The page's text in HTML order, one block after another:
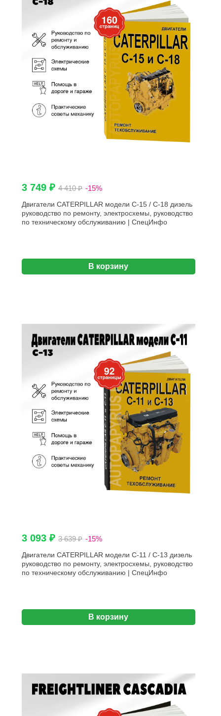
3 749 ₽ 4 410 ₽ -15%
Двигатели CATERPILLAR модели C-15 / C-18 дизель
руководство по ремонту, электросхемы, руководство
по техническому обслуживанию | СпецИнфо
В корзину
3 093 ₽ 3 639 ₽ -15%
Двигатели CATERPILLAR модели C-11 / C-13 дизель
руководство по ремонту, электросхемы, руководство
по техническому обслуживанию | СпецИнфо
В корзину